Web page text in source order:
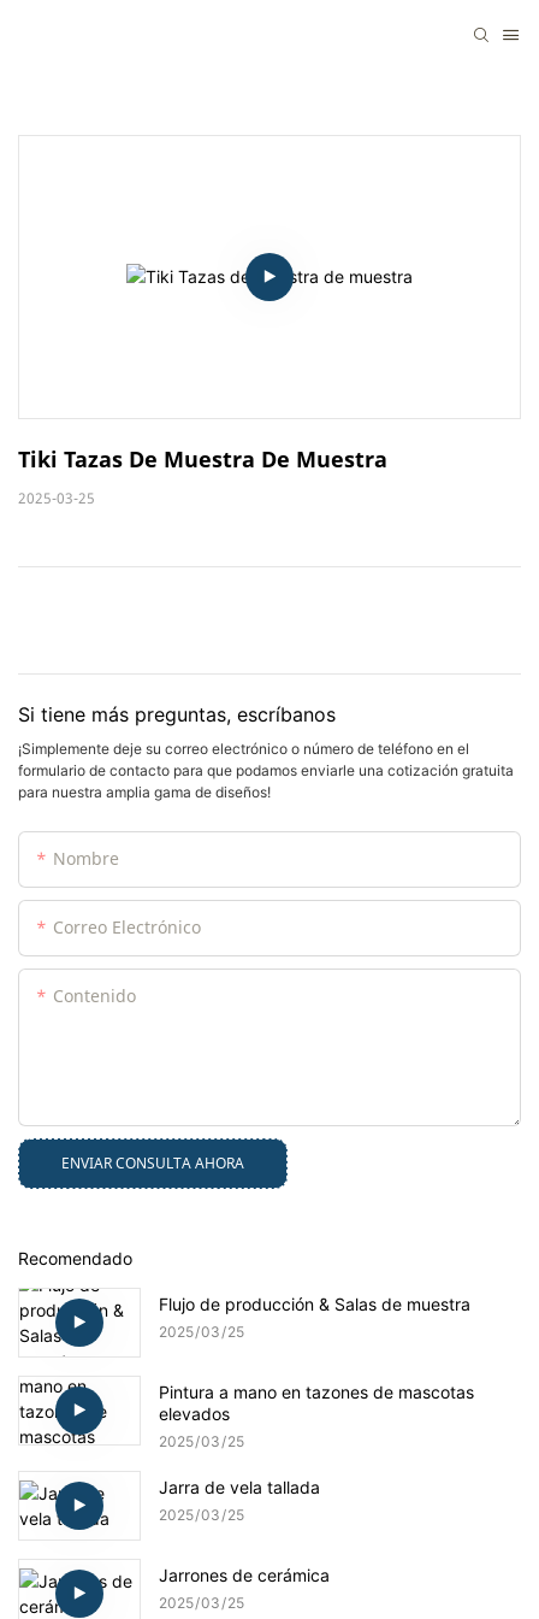
Tiki Tazas De Muestra De Muestra
2025-03-25
Si tiene más preguntas, escríbanos
¡Simplemente deje su correo electrónico o número de teléfono en el
formulario de contacto para que podamos enviarle una cotización gratuita
para nuestra amplia gama de diseños!
Nombre
Correo Electrónico
Contenido
ENVIAR CONSULTA AHORA
Recomendado
Flujo de producción & Salas de muestra
2025 03 25
Pintura a mano en tazones de mascotas
elevados
2025 03 25
Jarra de vela tallada
2025 03 25
Jarrones de cerámica
2025 03 25